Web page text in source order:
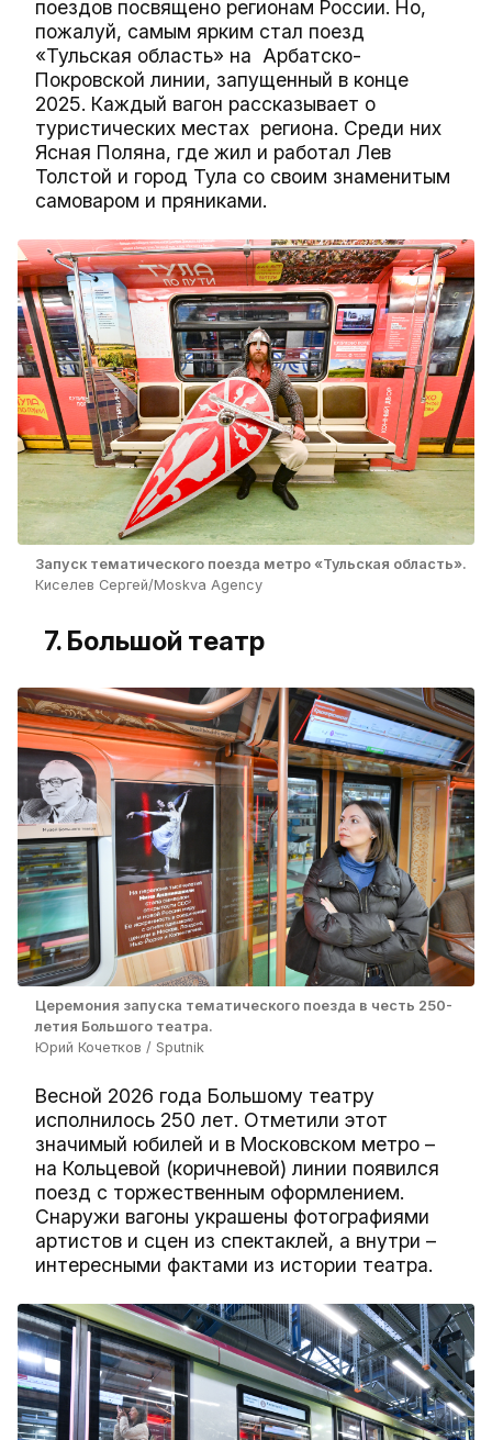
поездов посвящено регионам России. Но,
пожалуй, самым ярким стал поезд
«Тульская область» на Арбатско-
Покровской линии, запущенный в конце
2025. Каждый вагон рассказывает о
туристических местах региона. Среди них
Ясная Поляна, где жил и работал Лев
Толстой и город Тула со своим знаменитым
самоваром и пряниками.
Запуск тематического поезда метро «Тульская область».
Киселев Сергей/Moskva Agency
7. Большой театр
Церемония запуска тематического поезда в честь 250-
летия Большого театра.
Юрий Кочетков / Sputnik
Весной 2026 года Большому театру
исполнилось 250 лет. Отметили этот
значимый юбилей и в Московском метро –
на Кольцевой (коричневой) линии появился
поезд с торжественным оформлением.
Снаружи вагоны украшены фотографиями
артистов и сцен из спектаклей, а внутри –
интересными фактами из истории театра.